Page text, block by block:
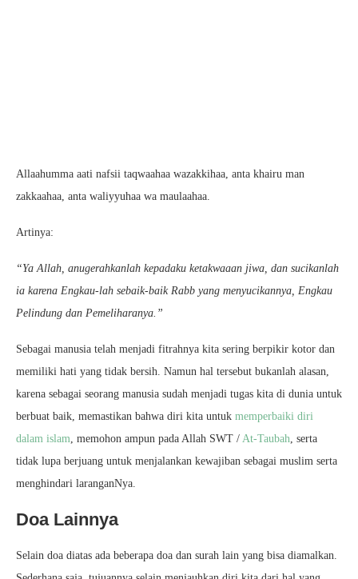
Allaahumma aati nafsii taqwaahaa wazakkihaa, anta khairu man
zakkaahaa, anta waliyyuhaa wa maulaahaa.
Artinya:
“Ya Allah, anugerahkanlah kepadaku ketakwaaan jiwa, dan sucikanlah
ia karena Engkau-lah sebaik-baik Rabb yang menyucikannya, Engkau
Pelindung dan Pemeliharanya.”
Sebagai manusia telah menjadi fitrahnya kita sering berpikir kotor dan
memiliki hati yang tidak bersih. Namun hal tersebut bukanlah alasan,
karena sebagai seorang manusia sudah menjadi tugas kita di dunia untuk
berbuat baik, memastikan bahwa diri kita untuk memperbaiki diri
dalam islam, memohon ampun pada Allah SWT / At-Taubah, serta
tidak lupa berjuang untuk menjalankan kewajiban sebagai muslim serta
menghindari laranganNya.
Doa Lainnya
Selain doa diatas ada beberapa doa dan surah lain yang bisa diamalkan.